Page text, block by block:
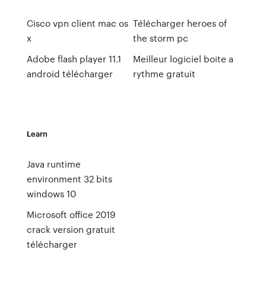
Cisco vpn client mac os
x
Adobe flash player 11.1
android télécharger
Télécharger heroes of
the storm pc
Meilleur logiciel boite a
rythme gratuit
Learn
Java runtime
environment 32 bits
windows 10
Microsoft office 2019
crack version gratuit
télécharger